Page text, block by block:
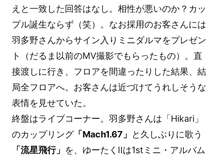
えと一致した回答はなし。相性が悪いのか？カッ
プル誕生ならず（笑）。なお採用のお客さんには
羽多野さんからサイン入りミニダルマをプレゼン
ト（だるま以前のMV撮影でもらったもの）。直
接渡しに行き、フロアを間違ったりした結果、結
局全フロアへ。お客さんは近づけてうれしそうな
表情を見せていた。
終盤はライブコーナー。羽多野さんは「Hikari」
のカップリング「Mach1.67」
と久しぶりに歌う
「流星飛行」 を、ゆーたくIIは1stミニ・アルバム